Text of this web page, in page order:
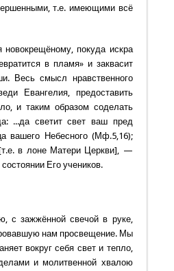
т.е. имеющими всё
новокрещёному, покуда искра
в пламя» и заквасит
Весь смысл нравственного
Евангелия, предоставить
и таким образом соделать
...да светит свет ваш пред
вашего Небесного (Мф.5,16);
в лоне Матери Церкви], —
Его учеников.
с зажжённой свечой в руке,
нам просвещение. Мы
вокруг себя свет и тепло,
и молитвенной хвалою